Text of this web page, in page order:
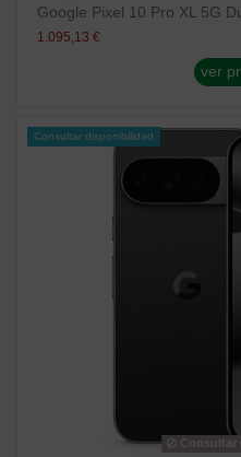
Google Pixel 10 Pro XL 5G
1.095,13 €
ver
Consultar disponibilidad
Consultar